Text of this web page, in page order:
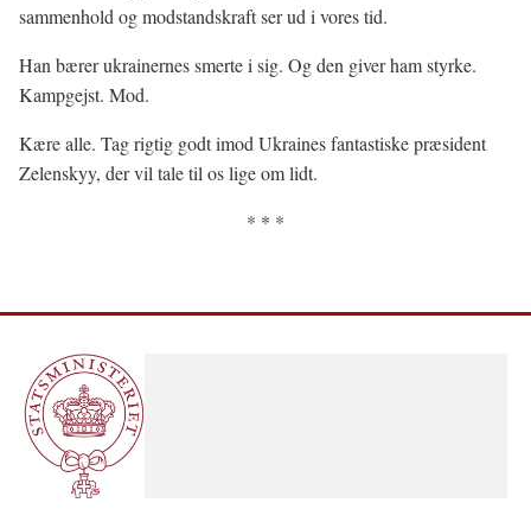
sammenhold og modstandskraft ser ud i vores tid.
Han bærer ukrainernes smerte i sig. Og den giver ham styrke.
Kampgejst. Mod.
Kære alle. Tag rigtig godt imod Ukraines fantastiske præsident
Zelenskyy, der vil tale til os lige om lidt.
* * *